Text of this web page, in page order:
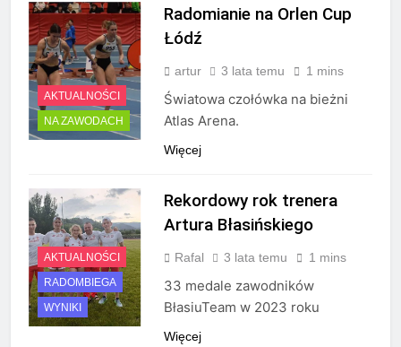
AKTUALNOŚCI
NA ZAWODACH
Radomianie na Orlen Cup
Łódź
artur 3 lata temu 1 mins
Światowa czołówka na bieżni
Atlas Arena.
Więcej
AKTUALNOŚCI
RADOMBIEGA
WYNIKI
Rekordowy rok trenera
Artura Błasińskiego
Rafal 3 lata temu 1 mins
33 medale zawodników
BłasiuTeam w 2023 roku
Więcej